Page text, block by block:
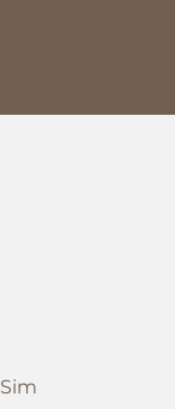
Sim